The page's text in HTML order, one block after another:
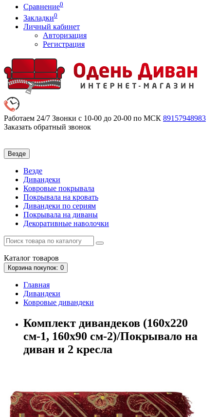
Сравнение0
Закладки0
Личный кабинет
Авторизация
Регистрация
Работаем 24/7 Звонки с 10-00 до 20-00 по МСК 89157948983
Заказать обратный звонок
Везде
Везде
Дивандеки
Ковровые покрывала
Покрывала на кровать
Дивандеки по сериям
Покрывала на диваны
Декоративные наволочки
Каталог товаров
Корзина покупок: 0
Главная
Дивандеки
Ковровые дивандеки
Комплект дивандеков (160х220
см-1, 160х90 см-2)/Покрывало на
диван и 2 кресла